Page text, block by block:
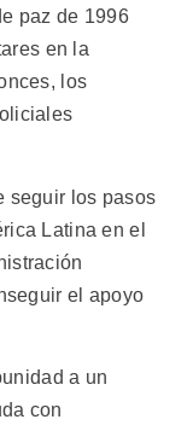
paz de 1996
en la
los
seguir los pasos
Latina en el
el apoyo
a un
con